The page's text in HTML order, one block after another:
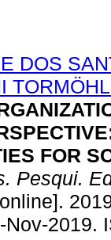
DOS
FOR
Pesqui.
2019.